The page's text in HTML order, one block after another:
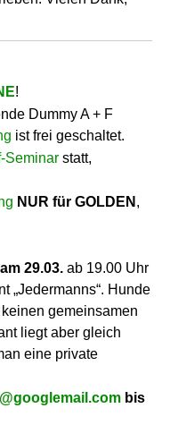
!
Dummy A + F
ist frei geschaltet.
Seminar statt,
NUR für GOLDEN ,
29.03. ab 19.00 Uhr
„Jedermanns“. Hunde
gemeinsamen
liegt aber gleich
eine private
bis